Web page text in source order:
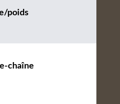
poids
chaîne